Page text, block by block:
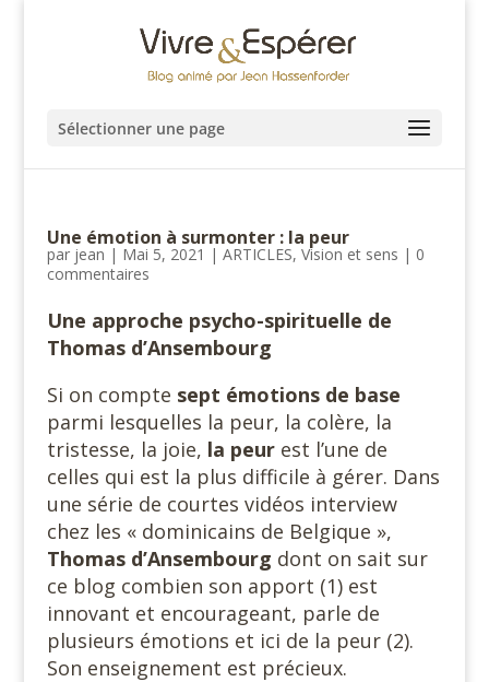
Sélectionner une page
Une émotion à surmonter : la peur
par jean | Mai 5, 2021 | ARTICLES, Vision et sens | 0
commentaires
Une approche psycho-spirituelle de
Thomas d’Ansembourg
Si on compte sept émotions de base
parmi lesquelles la peur, la colère, la
tristesse, la joie, la peurest l’une de
celles qui est la plus difficile à gérer. Dans
une série de courtes vidéos interview
chez les « dominicains de Belgique »,
Thomas d’Ansembourg dont on sait sur
ce blog combien son apport (1) est
innovant et encourageant, parle de
plusieurs émotions et ici de la peur (2).
Son enseignement est précieux.